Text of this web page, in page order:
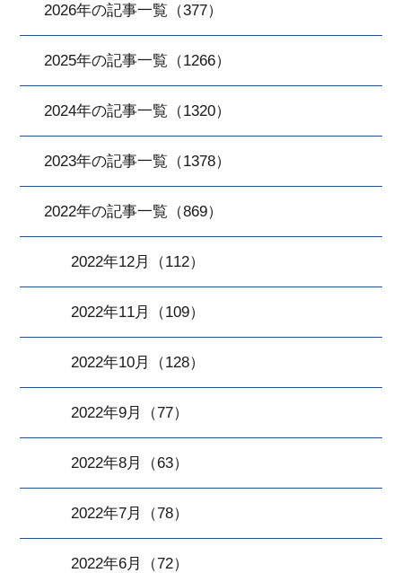
2026年の記事一覧（377）
2025年の記事一覧（1266）
2024年の記事一覧（1320）
2023年の記事一覧（1378）
2022年の記事一覧（869）
2022年12月（112）
2022年11月（109）
2022年10月（128）
2022年9月（77）
2022年8月（63）
2022年7月（78）
2022年6月（72）